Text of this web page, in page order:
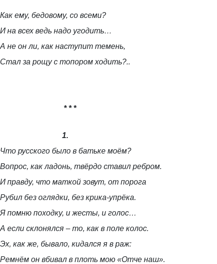
Как ему, бедовому, со всеми?
И на всех ведь надо угодить…
А не он ли, как наступит темень,
Стал за рощу с топором ходить?..
* * *
1.
Что русского было в батьке моём?
Вопрос, как ладонь, твёрдо ставил ребром.
И правду, что маткой зовут, от порога
Рубил без оглядки, без крика-упрёка.
Я помню походку, и жесты, и голос…
А если склонялся – то, как в поле колос.
Эх, как же, бывало, кидался я в раж:
Ремнём он вбивал в плоть мою «Отче наш».